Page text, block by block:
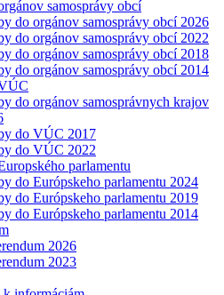
samosprávy obcí
do orgánov samosprávy obcí 2026
do orgánov samosprávy obcí 2022
do orgánov samosprávy obcí 2018
do orgánov samosprávy obcí 2014
do orgánov samosprávnych krajov
do VÚC 2017
do VÚC 2022
parlamentu
do Európskeho parlamentu 2024
do Európskeho parlamentu 2019
do Európskeho parlamentu 2014
2026
2023